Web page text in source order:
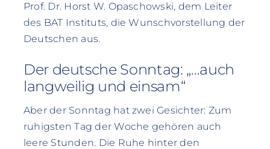
Prof. Dr. Horst W. Opaschowski, dem Leiter
des BAT Instituts, die Wunschvorstellung der
Deutschen aus.
Der deutsche Sonntag: „…auch
langweilig und einsam“
Aber der Sonntag hat zwei Gesichter: Zum
ruhigsten Tag der Woche gehören auch
leere Stunden. Die Ruhe hinter den